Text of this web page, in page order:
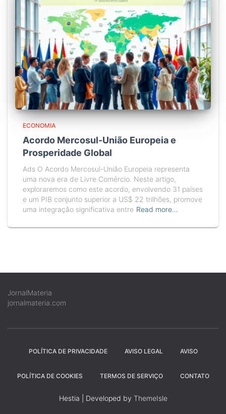
ECONOMIA
Acordo Mercosul-União Europeia e
Prosperidade Global
Ads O Acordo Mercosul-União Europeia representa
uma nova era de Livre Comércio. Neste artigo,
exploraremos como este acordo, envolvendo 31 países
e um PIB conjunto superior a US$ 22 trilhões, promove
uma integração significativa entre Read more…
JornalMateria
jornalmateria.com
POLÍTICA DE PRIVACIDADE AVISO LEGAL AVISO
POLÍTICA DE COOKIES TERMOS DE SERVIÇO CONTATO
Hestia | Developed by ThemeIsle